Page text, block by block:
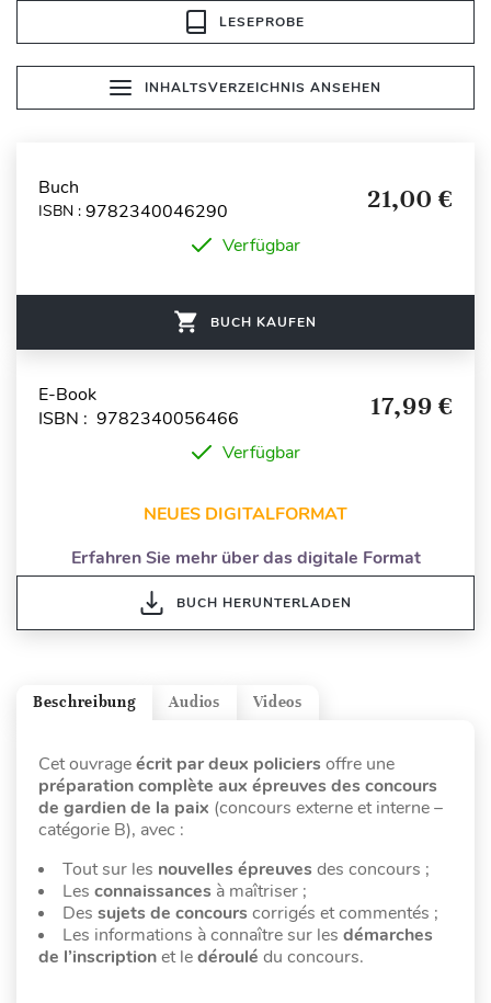
LESEPROBE
INHALTSVERZEICHNIS ANSEHEN
Buch
ISBN : 9782340046290 21,00 €
Verfügbar
BUCH KAUFEN
E-Book
ISBN : 9782340056466
17,99 €
Verfügbar
NEUES DIGITALFORMAT
Erfahren Sie mehr über das digitale Format
BUCH HERUNTERLADEN
Videos
Audios
Beschreibung
Cet ouvrageécrit par deux policiers offre une
préparation complète aux épreuves des concours
de gardien de la paix (concours externe et interne –
catégorie B), avec :
Tout sur les nouvelles épreuves des concours ;
Les connaissances à maîtriser ;
Des sujets de concours corrigés et commentés ;
Les informations à connaître sur les démarches
de l’inscriptionet ledéroulé du concours.